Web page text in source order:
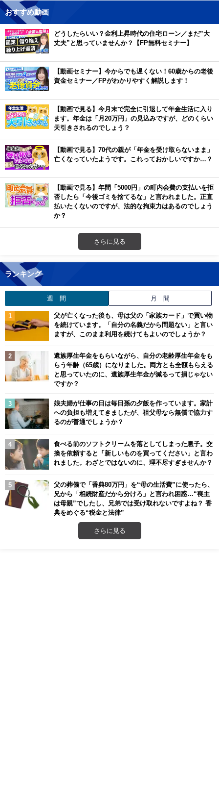
おすすめ動画
どうしたらいい？金利上昇時代の住宅ローン／まだ”大
丈夫”と思っていませんか？【FP無料セミナー】
【動画セミナー】今からでも遅くない！60歳からの老後
資金セミナー／FPがわかりやすく解説します！
【動画で見る】今月末で完全に引退して年金生活に入り
ます。年金は「月20万円」の見込みですが、どのくらい
天引きされるのでしょう？
【動画で見る】70代の親が「年金を受け取らないまま」
亡くなっていたようです。これっておかしいですか…？
【動画で見る】年間「5000円」の町内会費の支払いを拒
否したら「今後ゴミを捨てるな」と言われました。正直
払いたくないのですが、法的な拘束力はあるのでしょう
か？
さらに見る
ランキング
週 間 月 間
父が亡くなった後も、母は父の「家族カード」で買い物
を続けています。「自分の名義だから問題ない」と言い
ますが、このまま利用を続けてもよいのでしょうか？
遺族厚生年金をもらいながら、自分の老齢厚生年金をも
らう年齢（65歳）になりました。両方とも全額もらえる
と思っていたのに、遺族厚生年金が減るって損じゃない
ですか？
娘夫婦が仕事の日は毎日孫の夕飯を作っています。家計
への負担も増えてきましたが、祖父母なら無償で協力す
るのが普通でしょうか？
食べる前のソフトクリームを落としてしまった息子。交
換を依頼すると「新しいものを買ってください」と言わ
れました。わざとではないのに、理不尽すぎませんか？
父の葬儀で「香典80万円」を“母の生活費”に使ったら、
兄から「相続財産だから分けろ」と言われ困惑…“喪主
は母親”でしたし、兄弟では受け取れないですよね？ 香
典をめぐる“税金と法律”
さらに見る